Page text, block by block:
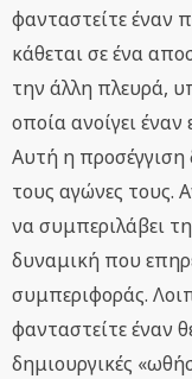
φανταστείτε έναν
κάθεται σε ένα
την άλλη πλευρά,
οποία ανοίγει
Αυτή η προσέγγιση
τους αγώνες τους.
να συμπεριλάβει
δυναμική που
συμπεριφοράς.
φανταστείτε έναν
δημιουργικές